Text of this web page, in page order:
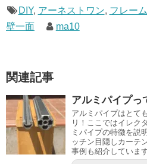
DIY, アーネストワン, フレー
壁一面
ma10
関連記事
アルミパイプっ
アルミパイプはとて
リ！ここではイレク
ミパイプの特徴を説
ッチン目隠しカーテ
事例も紹介しています